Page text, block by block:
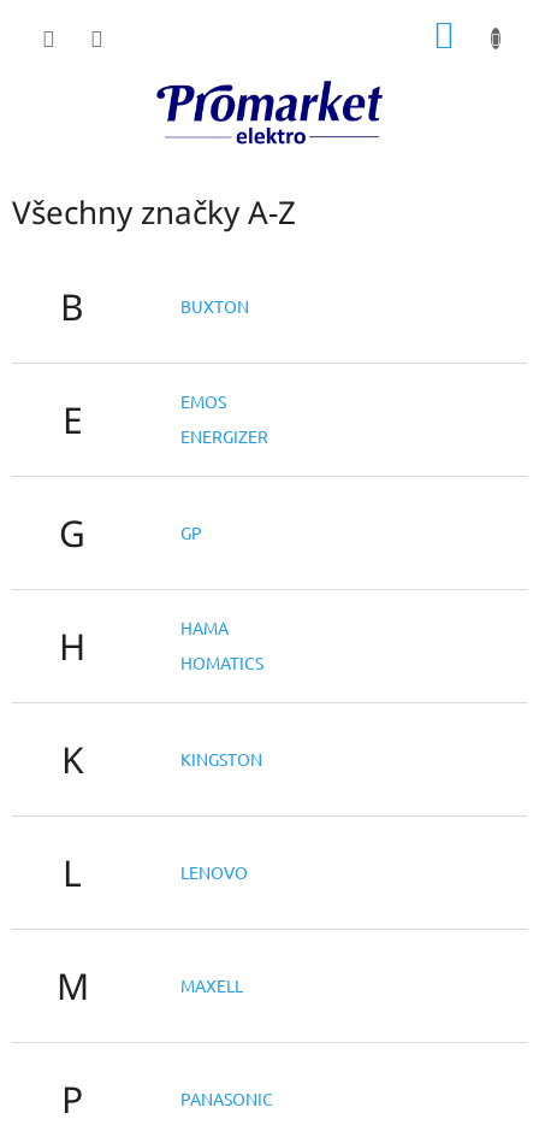
Všechny značky A-Z
B BUXTON
E
EMOS
ENERGIZER
G GP
H
HAMA
HOMATICS
K KINGSTON
L LENOVO
M MAXELL
P PANASONIC